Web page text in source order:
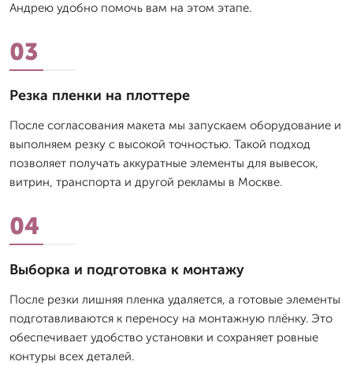
Андрею удобно помочь вам на этом этапе.
03
Резка пленки на плоттере
После согласования макета мы запускаем оборудование и
выполняем резку с высокой точностью. Такой подход
позволяет получать аккуратные элементы для вывесок,
витрин, транспорта и другой рекламы в Москве.
04
Выборка и подготовка к монтажу
После резки лишняя пленка удаляется, а готовые элементы
подготавливаются к переносу на монтажную плёнку. Это
обеспечивает удобство установки и сохраняет ровные
контуры всех деталей.